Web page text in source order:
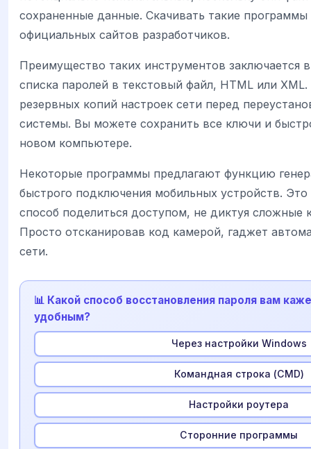
сохраненные данные. Скачивать такие программы
официальных сайтов разработчиков.
Преимущество таких инструментов заключается
списка паролей в текстовый файл, HTML или
резервных копий настроек сети перед
системы. Вы можете сохранить все ключи и
новом компьютере.
Некоторые программы предлагают функцию
быстрого подключения мобильных устройств.
способ поделиться доступом, не диктуя сложные
Просто отсканировав код камерой, гаджет
сети.
📊 Какой способ восстановления пароля вам
удобным?
Через настройки Windows
Командная строка (CMD)
Настройки роутера
Сторонние программы